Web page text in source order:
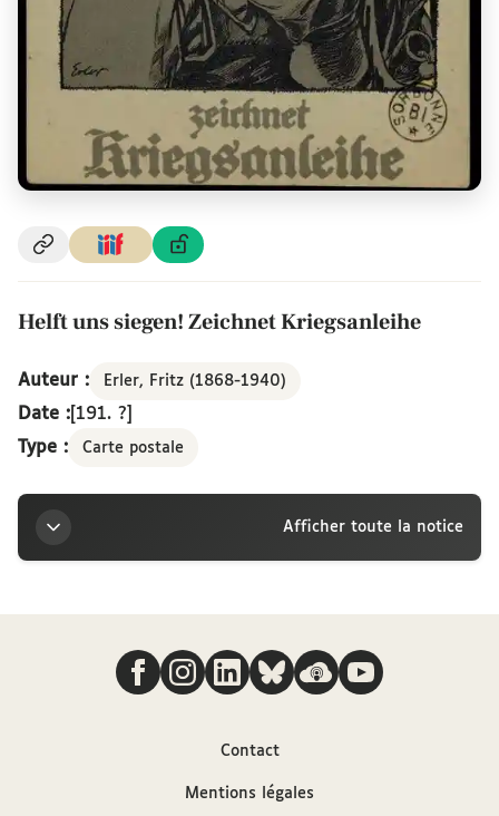
Helft uns siegen! Zeichnet Kriegsanleihe
Auteur : Erler, Fritz (1868-1940)
Date : [191. ?]
Type :
Carte postale
Afficher toute la notice
Titre
Helft uns siegen! Zeichnet Kriegsanleihe
Nous suivre
Contact
Mentions légales